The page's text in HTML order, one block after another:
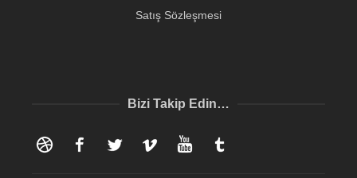
Satış Sözleşmesi
Bizi Takip Edin…
Dribbble FacebookTwitter Vimeo YouTube